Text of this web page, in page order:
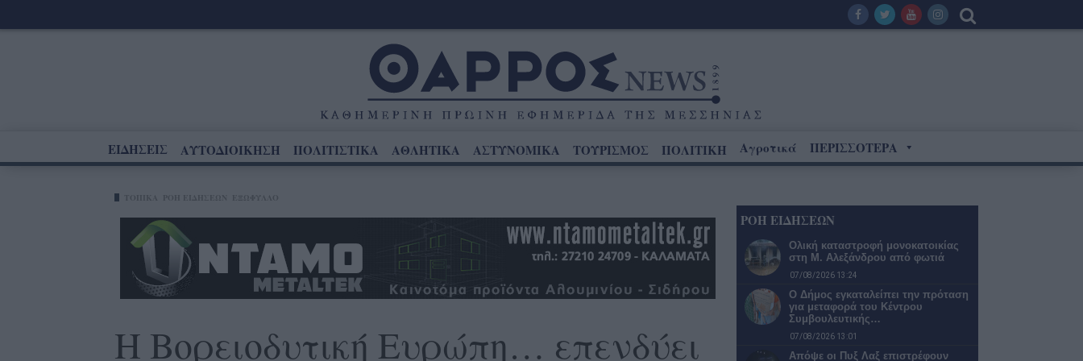
ΕΙΔΗΣΕΙΣ ΑΥΤΟΔΙΟΙΚΗΣΗ ΠΟΛΙΤΙΣΤΙΚΑ ΑΘΛΗΤΙΚΑ ΑΣΤΥΝΟΜΙΚΑ ΤΟΥΡΙΣΜΟΣ ΠΟΛΙΤΙΚΗ Αγροτικά ΠΕΡΙΣΣΟΤΕΡΑ
Η Βορειοδυτική Ευρώπη… επενδύει
ΡΟΗ ΕΙΔΗΣΕΩΝ
Ολική καταστροφή μονοκατοικίας
στη Μ. Αλεξάνδρου από φωτιά
07/08/2026 13:24
Ο Δήμος εγκαταλείπει την πρόταση
για μεταφορά του Κέντρου
Συμβουλευτικής…
07/08/2026 13:01
Απόψε οι Πυξ Λαξ επιστρέφουν